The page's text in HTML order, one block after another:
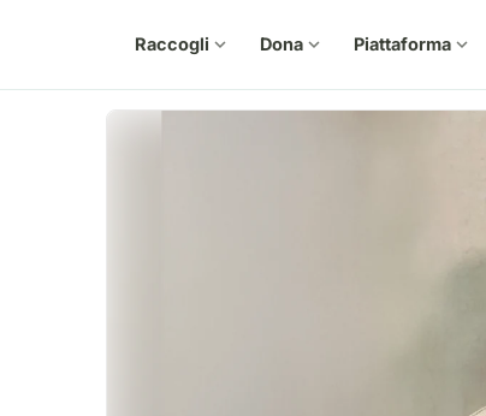
Raccogli expand_more Dona expand_more Piattaforma expand_more